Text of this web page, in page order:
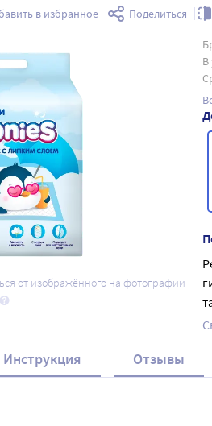
в избранное Поделиться
от изображённого на фотографии
В
Инструкция Отзывы